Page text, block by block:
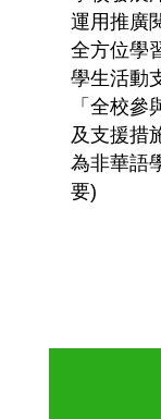
運用推廣
全方位學
學生活動
「全校
及支援措
為非華語
要)